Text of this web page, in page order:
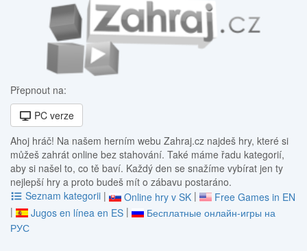
Přepnout na:
PC verze
Ahoj hráč! Na našem herním webu Zahraj.cz najdeš hry, které si
můžeš zahrát online bez stahování. Také máme řadu kategorií,
aby si našel to, co tě baví. Každý den se snažíme vybírat jen ty
nejlepší hry a proto budeš mít o zábavu postaráno.
Seznam kategorii | Online hry v SK |
Free Games in EN
|
Jugos en línea en ES |
Бесплатные онлайн-игры на
РУС